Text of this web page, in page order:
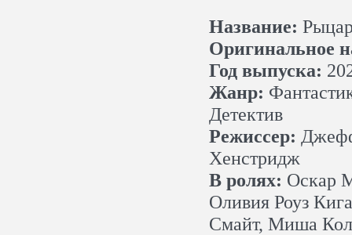
Название:
Оригинальное
Год выпуска:
Жанр:
Детектив
Режиссер:
Хенстридж
В ролях: Оскар
Оливия Роуз
Смайт, Миша